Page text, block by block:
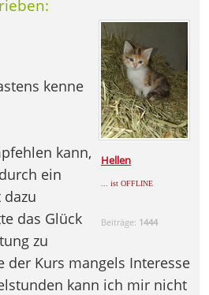
Hellen
... ist OFFLINE
Beiträge: 1444
kenne
kann,
ein
das Glück
zu
der Kurs mangels Interesse
kann ich mir nicht